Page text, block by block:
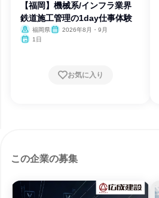
【福岡】機械系/インフラ業界
鉄道施工管理の1day仕事体験
福岡県
2026年8月・9月
1日
お気に入り
この企業の募集